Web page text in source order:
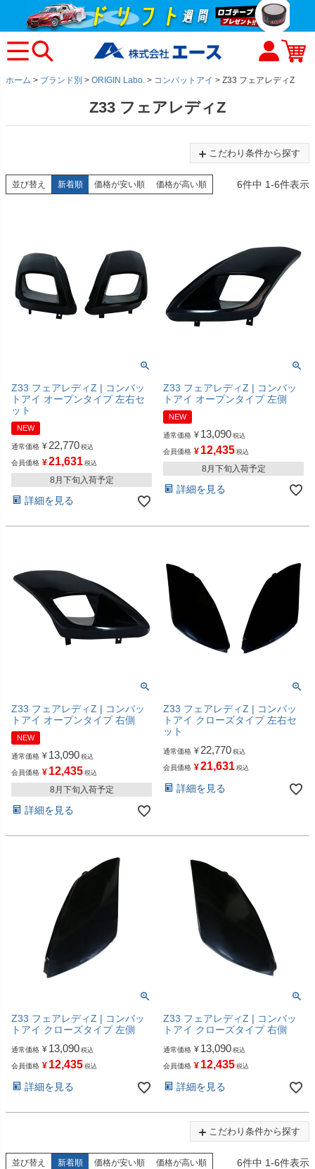
ホーム ブランド別 ORIGIN Labo. コンバットアイ Z33 フェアレディZ
Z33 フェアレディZ
こだわり条件から探す
並び替え 新着順 価格が安い順 価格が高い順 6件中 1-6件表示
Z33 フェアレディZ | コンバッ
トアイ オープンタイプ 左右セ
ット
NEW
通常価格 ¥ 22,770 税込
会員価格 ¥21,631 税込
8月下旬入荷予定
詳細を見る
Z33 フェアレディZ | コンバッ
トアイ オープンタイプ 左側
NEW
通常価格 ¥ 13,090 税込
会員価格 ¥ 12,435 税込
8月下旬入荷予定
詳細を見る
Z33 フェアレディZ | コンバッ
トアイ オープンタイプ 右側
NEW
通常価格 ¥ 13,090 税込
会員価格 ¥ 12,435 税込
8月下旬入荷予定
詳細を見る
Z33 フェアレディZ | コンバッ
トアイ クローズタイプ 左右セ
ット
通常価格 ¥ 22,770 税込
会員価格 ¥21,631 税込
詳細を見る
Z33 フェアレディZ | コンバッ
トアイ クローズタイプ 左側
通常価格 ¥ 13,090 税込
会員価格 ¥ 12,435 税込
詳細を見る
Z33 フェアレディZ | コンバッ
トアイ クローズタイプ 右側
通常価格 ¥ 13,090 税込
会員価格 ¥ 12,435 税込
詳細を見る
こだわり条件から探す
並び替え 新着順 価格が安い順 価格が高い順 6件中 1-6件表示